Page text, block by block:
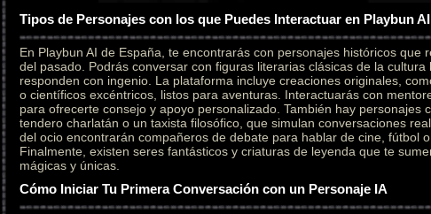
Tipos de Personajes con los que Puedes Interactuar en Playbun AI
En Playbun AI de España, te encontrarás con personajes históricos que
del pasado. Podrás conversar con figuras literarias clásicas de la cultura
responden con ingenio. La plataforma incluye creaciones originales,
o científicos excéntricos, listos para aventuras. Interactuarás con
para ofrecerte consejo y apoyo personalizado. También hay personajes
tendero charlatán o un taxista filosófico, que simulan conversaciones
del ocio encontrarán compañeros de debate para hablar de cine, fútbol
Finalmente, existen seres fantásticos y criaturas de leyenda que te
mágicas y únicas.
Cómo Iniciar Tu Primera Conversación con un Personaje IA